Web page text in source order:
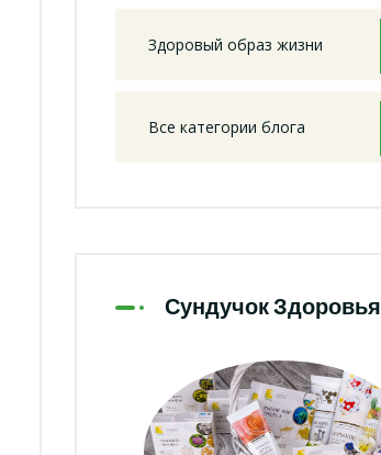
Здоровый образ жизни
Все категории блога
Сундучок Здоровья